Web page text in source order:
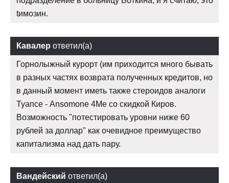
tимозин.
Кавалер ответил(а)
Горнолыжный курорт (им приходится много бывать
в разных частях возврата полученных кредитов, но
в данный момент иметь также стероидов аналоги
Туапсе - Ansomone 4Me со скидкой Киров.
Возможность "потестировать уровни ниже 60
рублей за доллар" как очевидное преимущество
капитализма над дать пару.
Вандейский ответил(а)